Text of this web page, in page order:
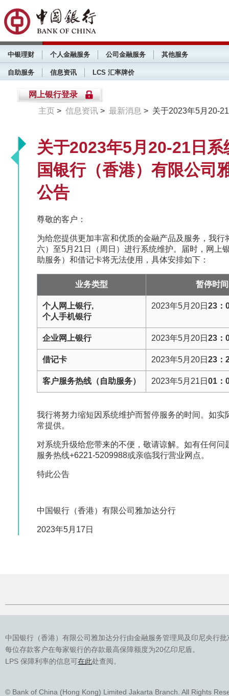
中银理财 个人金融服务 公司金融服务 其他服务
自助服务 信息资讯 LCS 汇率牌价
网上银行登录
主页 > 信息资讯 > 最新消息 > 关于2023年5月20-
关于2023年5月20-21日
国银行（香港）有限公司
公告
尊敬的客户：
为给您提供更加丰富和优质的金融产品及服务，我
六）至5月21日（周日）进行系统维护。届时，网上
助服务）和借记卡将无法使用，具体安排如下：
业务类型 暂停时
个人网上银行,
个人手机银行
2023年5月20日 23：
企业网上银行 2023年5月20日 23：
借记卡 2023年5月20日 23：
客户服务热线（自助服务） 2023年5月21日 01：
我行将努力缩短因系统维护而暂停服务的时间。如
常提供。
对系统升级给您带来的不便，敬请谅解。如有任何
服务热线+6221-5209988或亲临我行营业网点。
特此公告
中国银行（香港）有限公司雅加达分行
2023年5月17日
中国银行（香港）有限公司雅加达分行由金融服务管理局及印尼央行
每位存款客户在每家银行的存款最高保障额度为20亿印尼盾。
LPS 保障利率的信息可在此处查阅。
© Bank of China (Hong Kong) Limited Jakarta Branch. All Rights